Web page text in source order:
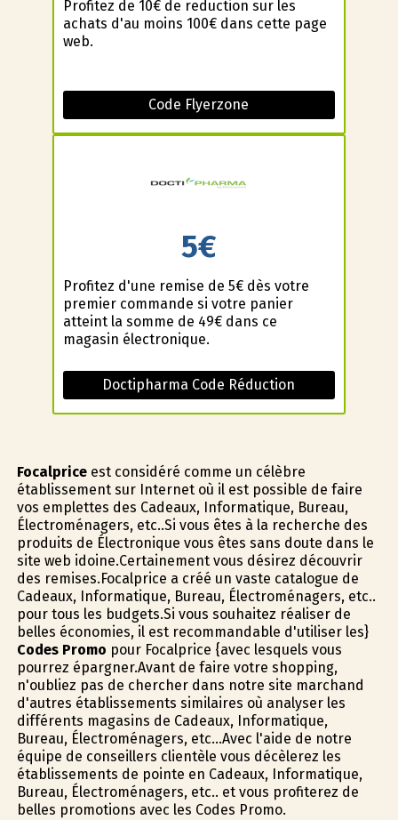
Profitez de 10€ de reduction sur les
achats d'au moins 100€ dans cette page
web.
Code Flyerzone
5€
Profitez d'une remise de 5€ dès votre
premier commande si votre panier
atteint la somme de 49€ dans ce
magasin électronique.
Doctipharma Code Réduction
Focalpriceest considéré comme un célèbre
établissement sur Internet où il est possible de faire
vos emplettes des Cadeaux, Informatique, Bureau,
Électroménagers, etc..Si vous êtes à la recherche des
produits de Électronique vous êtes sans doute dans le
site web idoine.Certainement vous désirez découvrir
des remises.Focalprice a créé un vaste catalogue de
Cadeaux, Informatique, Bureau, Électroménagers, etc..
pour tous les budgets.Si vous souhaitez réaliser de
belles économies, il est recommandable d'utiliser les}
Codes Promo pour Focalprice {avec lesquels vous
pourrez épargner.Avant de faire votre shopping,
n'oubliez pas de chercher dans notre site marchand
d'autres établissements similaires où analyser les
différents magasins de Cadeaux, Informatique,
Bureau, Électroménagers, etc...Avec l'aide de notre
équipe de conseillers clientèle vous décèlerez les
établissements de pointe en Cadeaux, Informatique,
Bureau, Électroménagers, etc.. et vous profiterez de
belles promotions avec les Codes Promo.